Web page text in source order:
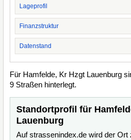
Lageprofil
Finanzstruktur
Datenstand
Für Hamfelde, Kr Hzgt Lauenburg
9 Straßen hinterlegt.
Standortprofil für
Lauenburg
Auf strassenindex.de wird der Ort